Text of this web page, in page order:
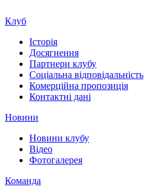
Клуб
Історія
Досягнення
Партнери клубу
Соціальна відповідальність
Комерційна пропозиція
Контактні дані
Новини
Новини клубу
Відео
Фотогалерея
Команда